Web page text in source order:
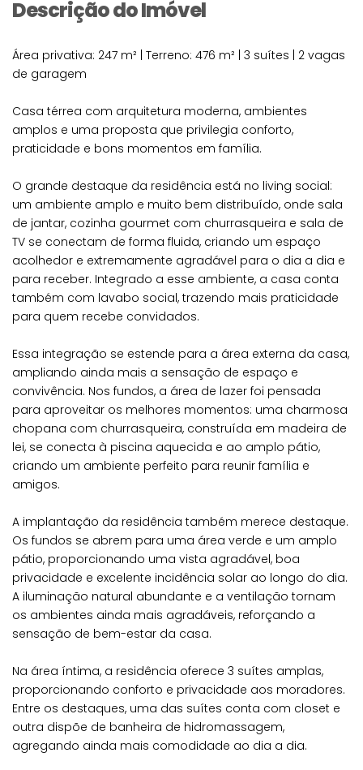
Descrição do Imóvel
Área privativa: 247 m² | Terreno: 476 m² | 3 suítes | 2 vagas
de garagem
Casa térrea com arquitetura moderna, ambientes
amplos e uma proposta que privilegia conforto,
praticidade e bons momentos em família.
O grande destaque da residência está no living social:
um ambiente amplo e muito bem distribuído, onde sala
de jantar, cozinha gourmet com churrasqueira e sala de
TV se conectam de forma fluida, criando um espaço
acolhedor e extremamente agradável para o dia a dia e
para receber. Integrado a esse ambiente, a casa conta
também com lavabo social, trazendo mais praticidade
para quem recebe convidados.
Essa integração se estende para a área externa da casa,
ampliando ainda mais a sensação de espaço e
convivência. Nos fundos, a área de lazer foi pensada
para aproveitar os melhores momentos: uma charmosa
chopana com churrasqueira, construída em madeira de
lei, se conecta à piscina aquecida e ao amplo pátio,
criando um ambiente perfeito para reunir família e
amigos.
A implantação da residência também merece destaque.
Os fundos se abrem para uma área verde e um amplo
pátio, proporcionando uma vista agradável, boa
privacidade e excelente incidência solar ao longo do dia.
A iluminação natural abundante e a ventilação tornam
os ambientes ainda mais agradáveis, reforçando a
sensação de bem-estar da casa.
Na área íntima, a residência oferece 3 suítes amplas,
proporcionando conforto e privacidade aos moradores.
Entre os destaques, uma das suítes conta com closet e
outra dispõe de banheira de hidromassagem,
agregando ainda mais comodidade ao dia a dia.